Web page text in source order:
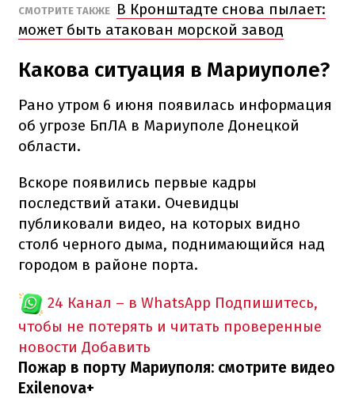
СМОТРИТЕ ТАКЖЕ
В Кронштадте снова пылает:
может быть атакован морской завод
Какова ситуация в Мариуполе?
Рано утром 6 июня появилась информация
об угрозе БпЛА в Мариуполе Донецкой
области.
Вскоре появились первые кадры
последствий атаки. Очевидцы
публиковали видео, на которых видно
столб черного дыма, поднимающийся над
городом в районе порта.
24 Канал – в WhatsApp Подпишитесь,
чтобы не потерять и читать проверенные
новости Добавить
Пожар в порту Мариуполя: смотрите видео
Exilenova+